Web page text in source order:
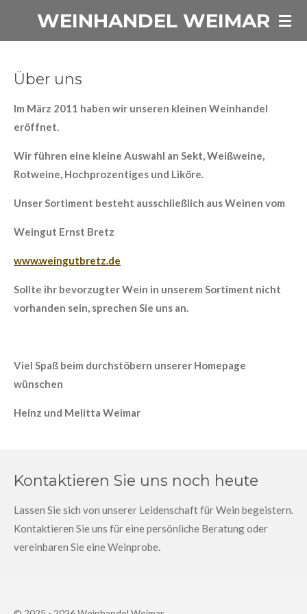
WEINHANDEL WEIMAR
Über uns
Im März 2011 haben wir unseren kleinen Weinhandel
eröffnet.
Wir führen eine kleine Auswahl an Sekt, Weißweine,
Rotweine, Hochprozentiges und Liköre.
Unser Sortiment besteht ausschließlich aus Weinen vom
Weingut Ernst Bretz
www.weingutbretz.de
Sollte ihr bevorzugter Wein in unserem Sortiment nicht
vorhanden sein, sprechen Sie uns an.
Viel Spaß beim durchstöbern unserer Homepage
wünschen
Heinz und Melitta Weimar
Kontaktieren Sie uns noch heute
Lassen Sie sich von unserer Leidenschaft für Wein begeistern.
Kontaktieren Sie uns für eine persönliche Beratung oder
vereinbaren Sie eine Weinprobe.